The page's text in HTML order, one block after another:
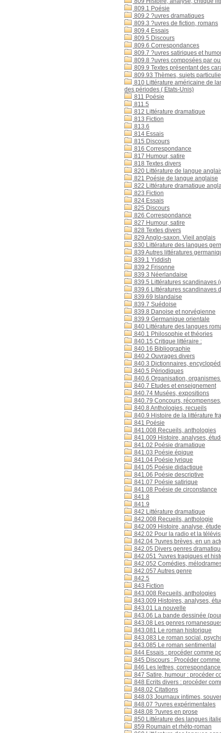
809.1 Poésie
809.2 ?uvres dramatiques
809.3 ?uvres de fiction, romans
809.4 Essais
809.5 Discours
809.6 Correspondances
809.7 ?uvres satiriques et
809.8 ?uvres composées par
809.9 Textes présentant des
809.93 Thèmes, sujets
810 Littérature américaine de
des périodes ( Etats-Unis)
811 Poésie
811.5
812 Littérature dramatique
813 Fiction
813.6
814 Essais
815 Discours
816 Correspondance
817 Humour, satire
818 Textes divers
820 Littérature de langue
821 Poésie de langue anglaise
822 Littérature dramatique
823 Fiction
824 Essais
825 Discours
826 Correspondance
827 Humour, satire
828 Textes divers
829 Anglo-saxon. Vieil anglais
830 Littérature des langues
839 Autres littératures
839.1 Yiddish
839.2 Frisonne
839.3 Néerlandaise
839.5 Littératures scandinaves
839.6 Littératures scandinaves
839.69 Islandaise
839.7 Suédoise
839.8 Danoise et norvégienne
839.9 Germanique orientale
840 Littérature des langues
840.1 Philosophie et théories
840.15 Critique littéraire :
840.16 Bibliographie
840.2 Ouvrages divers
840.3 Dictionnaires,
840.5 Périodiques
840.6 Organisation,
840.7 Etudes et enseignement
840.74 Musées, expositions
840.79 Concours,
840.8 Anthologies, recueils
840.9 Histoire de la littérature
841 Poésie
841.008 Recueils, anthologies
841.009 Histoire, analyses,
841.02 Poésie dramatique
841.03 Poésie épique
841.04 Poésie lyrique
841.05 Poésie didactique
841.06 Poésie descriptive
841.07 Poésie satirique
841.08 Poésie de circonstance
841.8
841.9
842 Littérature dramatique
842.008 Recueils, anthologie
842.009 Histoire, analyse,
842.02 Pour la radio et la
842.04 ?uvres brèves, en un
842.05 Divers genres
842.051 ?uvres tragiques et
842.052 Comédies,
842.057 Autres genre
842.5
843 Fiction
843.008 Recueils, anthologies
843.009 Histoires, analyses,
843.01 La nouvelle
843.06 La bande dessinée
843.08 Les genres
843.081 Le roman historique
843.083 Le roman social,
843.085 Le roman sentimental
844 Essais : procéder comme
845 Discours : Procéder
846 Les lettres,
847 Satire, humour : procéder
848 Ecrits divers : procéder
848.02 Citations
848.03 Journaux intimes,
848.07 ?uvres expérimentales
848.08 ?uvres en prose
850 Littérature des langues
859 Roumain et rhéto-roman